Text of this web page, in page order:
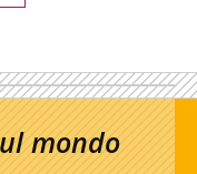
mondo